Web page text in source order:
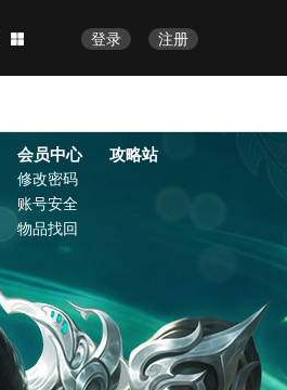
注册
登录
会员中心
修改密码
账号安全
物品找回
攻略站